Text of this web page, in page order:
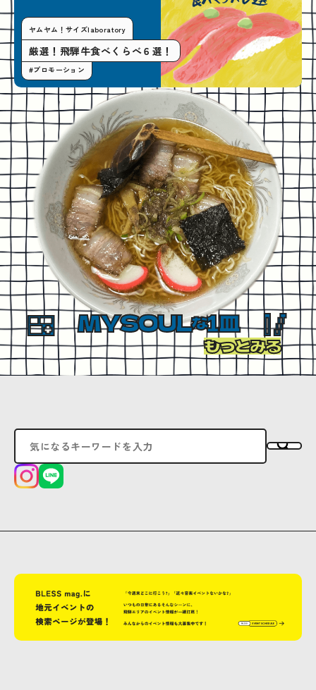
ヤムヤム！サイズlaboratory
厳選！飛騨牛食べくらべ６選！
#プロモーション
MYSOULな1皿
もっとみる